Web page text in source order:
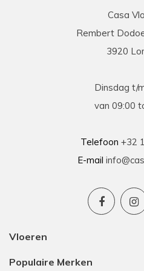
Prima geholpen bij zowel
problemen tijdens
Casa Vloeren. Toen was
Casa
Rembert
3920
Dinsdag t/
van 09:00
Telefoon +32
E-mail
Vloeren
Populaire Merken